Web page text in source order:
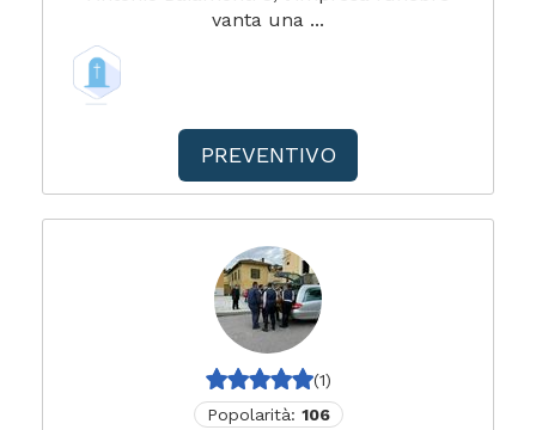
vanta una ...
PREVENTIVO
(1)
Popolarità: 106